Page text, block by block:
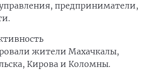
предприниматели,
жители Махачкалы,
Кирова и Коломны.